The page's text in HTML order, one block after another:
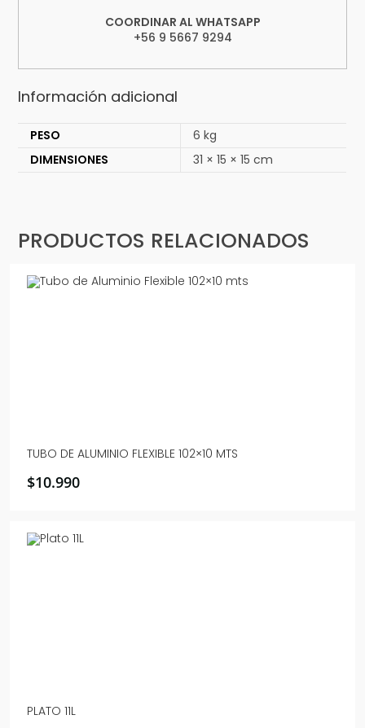
COORDINAR AL WHATSAPP
+56 9 5667 9294
Información adicional
PESO
6 kg
DIMENSIONES
31 × 15 × 15 cm
PRODUCTOS RELACIONADOS
TUBO DE ALUMINIO FLEXIBLE 102×10 MTS
$10.990
PLATO 11L